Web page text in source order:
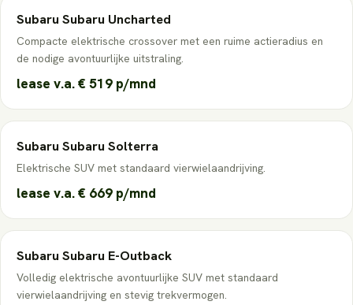
Subaru Subaru Uncharted
Compacte elektrische crossover met een ruime actieradius en
de nodige avontuurlijke uitstraling.
lease v.a.€ 519 p/mnd
Subaru Subaru Solterra
Elektrische SUV met standaard vierwielaandrijving.
lease v.a.€ 669 p/mnd
Subaru Subaru E-Outback
Volledig elektrische avontuurlijke SUV met standaard
vierwielaandrijving en stevig trekvermogen.